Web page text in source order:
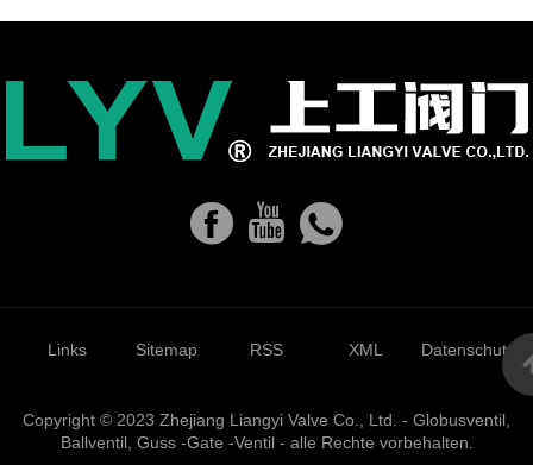
Links Sitemap RSS XML
Copyright © 2023 Zhejiang Liangyi Valve Co., Ltd. - Globusventil,
Ballventil, Guss -Gate -Ventil - alle Rechte vorbehalten.